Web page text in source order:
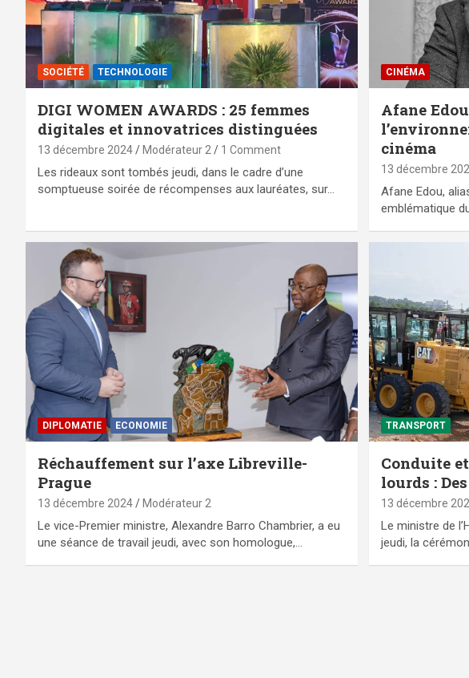
SOCIÉTÉ TECHNOLOGIE
DIGI WOMEN AWARDS : 25 femmes
digitales et innovatrices distinguées
13 décembre 2024 Modérateur 2 1 Comment
Les rideaux sont tombés jeudi, dans le cadre d’une
somptueuse soirée de récompenses aux lauréates, sur…
CINÉMA
Afane
cinéma
13 décembre
Afane Edou,
emblématique
DIPLOMATIE ECONOMIE
Réchauffement sur l’axe Libreville-
Prague
13 décembre 2024 Modérateur 2
Le vice-Premier ministre, Alexandre Barro Chambrier, a eu
une séance de travail jeudi, avec son homologue,…
TRANSPORT
Conduite
lourds :
13 décembre
Le ministre de
jeudi, la